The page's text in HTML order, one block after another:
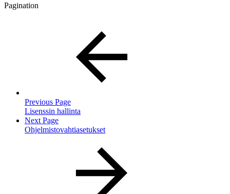
Pagination
Previous Page
Lisenssin hallinta
Next Page
Ohjelmistovahtiasetukset